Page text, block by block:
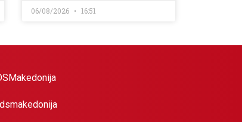
06/08/2026 16:51